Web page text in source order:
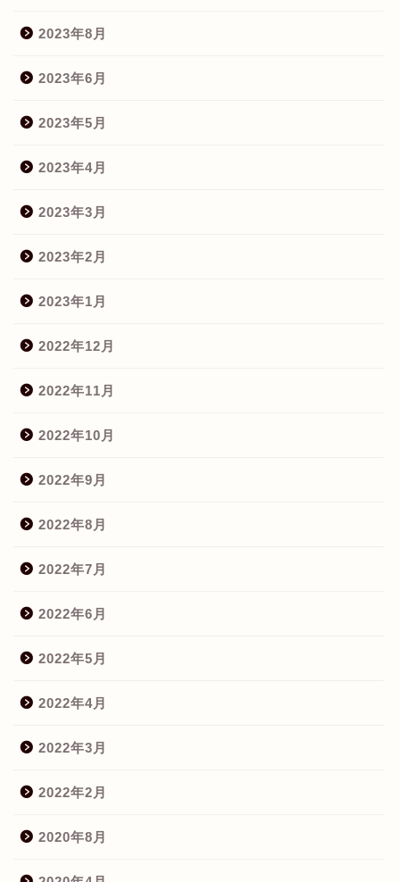
2023年8月
2023年6月
2023年5月
2023年4月
2023年3月
2023年2月
2023年1月
2022年12月
2022年11月
2022年10月
2022年9月
2022年8月
2022年7月
2022年6月
2022年5月
2022年4月
2022年3月
2022年2月
2020年8月